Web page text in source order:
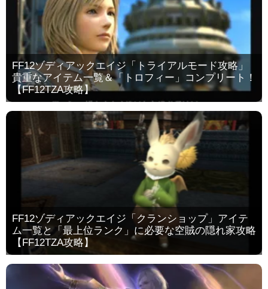
FF12ゾディアックエイジ「トライアルモード攻略」
貴重なアイテム一覧＆「トロフィー」コンプリート！
【FF12TZA攻略】
FF12ゾディアックエイジ「クランショップ」アイテ
ム一覧と「最上位ランク」に必要な空賊の隠れ家攻略
【FF12TZA攻略】